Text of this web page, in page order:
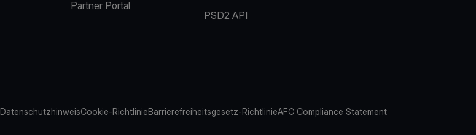
Partner Portal
PSD2 API
DatenschutzhinweisCookie-RichtlinieBarrierefreiheitsgesetz-RichtlinieAFC Compliance Statement